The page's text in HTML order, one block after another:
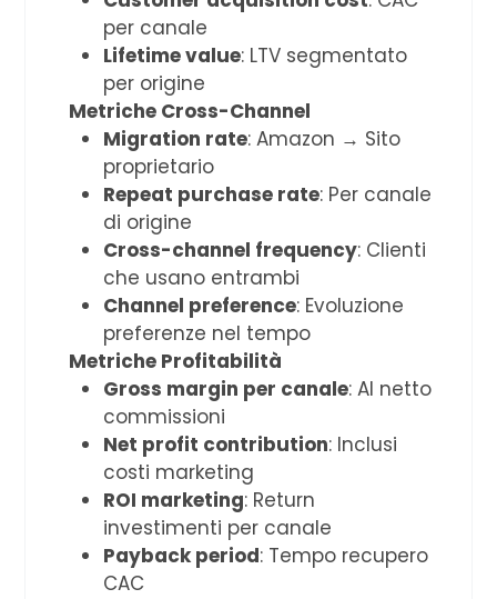
per canale
Lifetime value: LTV segmentato
per origine
Metriche Cross-Channel
Migration rate: Amazon → Sito
proprietario
Repeat purchase rate: Per canale
di origine
Cross-channel frequency: Clienti
che usano entrambi
Channel preference: Evoluzione
preferenze nel tempo
Metriche Profitabilità
Gross margin per canale: Al netto
commissioni
Net profit contribution: Inclusi
costi marketing
ROI marketing: Return
investimenti per canale
Payback period: Tempo recupero
CAC